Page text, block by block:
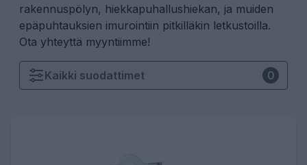
rakennuspölyn, hiekkapuhallushiekan, ja muiden
epäpuhtauksien imurointiin pitkilläkin letkustoilla.
Ota yhteyttä myyntiimme!
Kaikki suodattimet 0